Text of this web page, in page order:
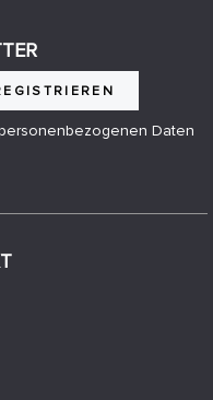
Daten